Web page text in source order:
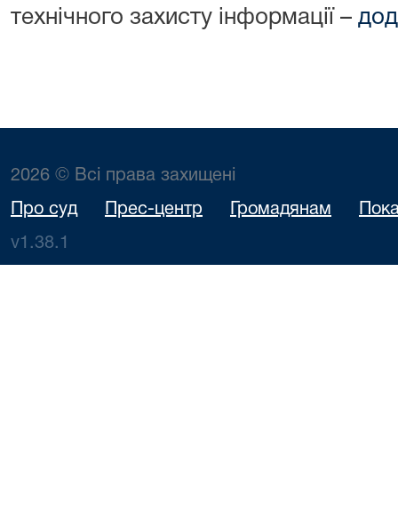
технічного захисту інформації –
2026 © Всі права захищені
Про суд Прес-центр Громадянам
v1.38.1